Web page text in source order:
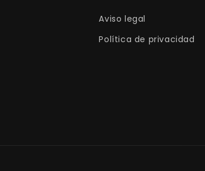
Aviso legal
Política de privacidad